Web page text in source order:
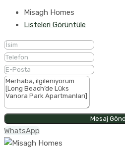
Misagh Homes
Listeleri Görüntüle
Mesaj
WhatsApp